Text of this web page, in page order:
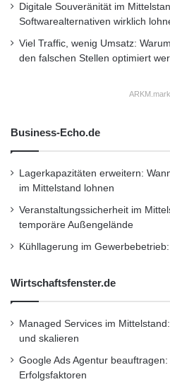
Digitale Souveränität im
Softwarealternativen wirklich
Viel Traffic, wenig Umsatz:
den falschen Stellen optimiert
Business-Echo.de
Lagerkapazitäten erweitern:
im Mittelstand lohnen
Veranstaltungssicherheit im
temporäre Außengelände
Kühllagerung im
Wirtschaftsfenster.de
Managed Services im
und skalieren
Google Ads Agentur
Erfolgsfaktoren